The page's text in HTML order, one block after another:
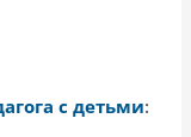
с детьми: